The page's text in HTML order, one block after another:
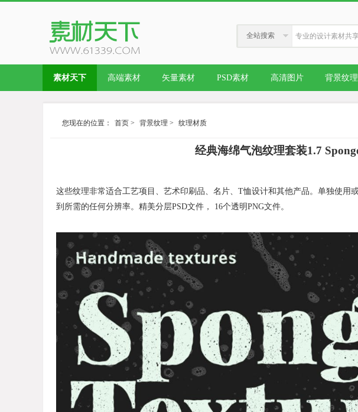
全站搜索
素材天下 高端素材 矢量素材 PSD素材 高清图片 背景纹理
您现在的位置： 首页 > 背景纹理 > 纹理材质
经典海绵气泡纹理套装1.7
这些纹理非常适合工艺项目、艺术印刷品、名片、T恤设计和其他产品。单独使用
到所需的任何分辨率。 精美分层PSD文件， 16个透明PNG文件。